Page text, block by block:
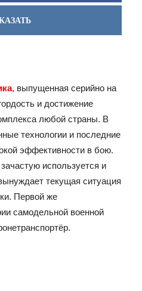
, выпущенная серийно на
и достижение
любой страны. В
технологии и последние
эффективности в бою.
используется и
текущая ситуация
Первой же
самодельной военной